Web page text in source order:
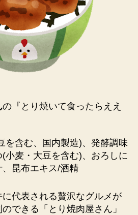
の『 とり焼いて食ったらええ
を含む、国内製造)、発酵調味
小麦・大豆を含む)、おろしに
昆布エキス/酒精
代表される贅沢なグルメが
できる「とり焼肉屋さん」